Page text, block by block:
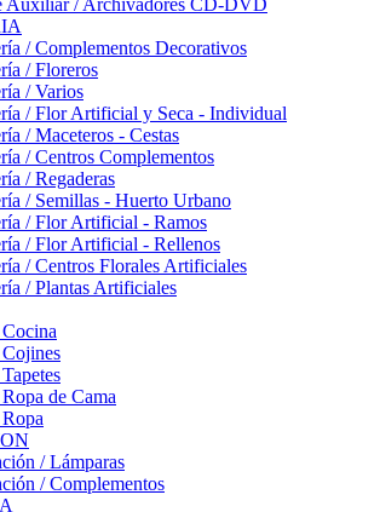
/ Complementos Decorativos
/ Floreros
/ Varios
/ Flor Artificial y Seca - Individual
/ Maceteros - Cestas
/ Centros Complementos
/ Regaderas
/ Semillas - Huerto Urbano
/ Flor Artificial - Ramos
/ Flor Artificial - Rellenos
/ Centros Florales Artificiales
/ Plantas Artificiales
de Cama
/ Lámparas
/ Complementos